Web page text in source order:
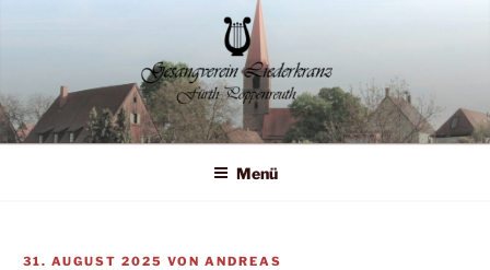
Liederkranz Poppenreuth
Menü
VERÖFFENTLICHT
31. AUGUST 2025 VONANDREAS